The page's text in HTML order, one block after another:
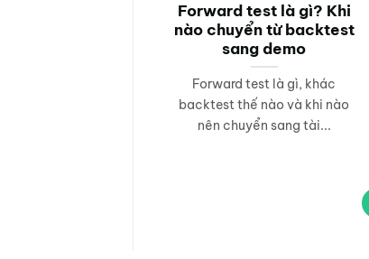
Forward test là gì? Khi
nào chuyển từ backtest
sang demo
Forward test là gì, khác
backtest thế nào và khi nào
nên chuyển sang tài...